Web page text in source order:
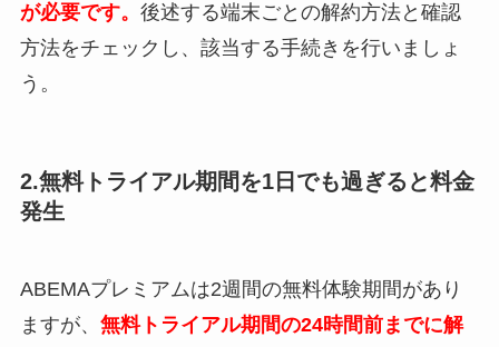
が必要です。 後述する端末ごとの解約方法と確認
方法をチェックし、該当する手続きを行いましょ
う。
2.無料トライアル期間を1日でも過ぎると料金
発生
ABEMAプレミアムは2週間の無料体験期間があり
ますが、 無料トライアル期間の24時間前までに解